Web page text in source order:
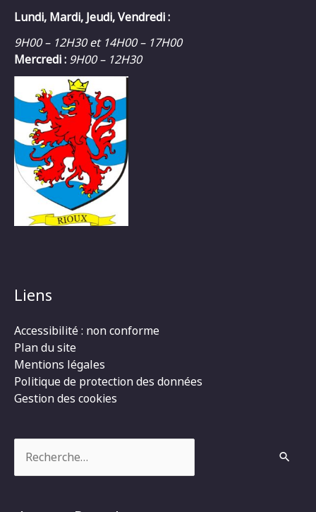
Lundi, Mardi, Jeudi, Vendredi :
9H00 – 12H30 et 14H00 – 17H00
Mercredi : 9H00 – 12H30
Liens
Accessibilité : non conforme
Plan du site
Mentions légales
Politique de protection des données
Gestion des cookies